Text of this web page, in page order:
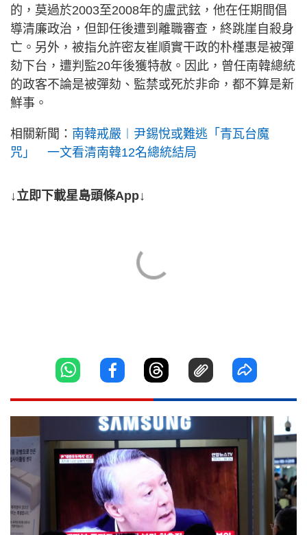
的，莫過於2003至2008年的盧武鉉，他在任期間倡
導清廉政治，但卸任後遭到離職審查，終跳崖自殺身
亡。另外，被指允許密友崔順實干政的朴槿惠是被彈
劾下台，遭判監20年後獲特赦。因此，曾任南韓總統
的政客不論是被彈劾、監禁或死於非命，都不算是新
鮮事。
相關新聞： 南韓戒嚴︱尹錫悅或難逃「青瓦台魔
咒」 一文看清南韓12名總統結局
↓立即下載星島頭條App↓